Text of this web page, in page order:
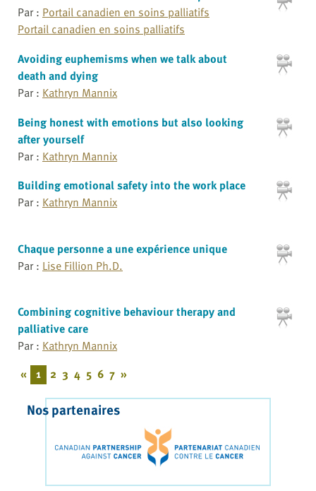
Par : Portail canadien en soins palliatifs
Portail canadien en soins palliatifs
Avoiding euphemisms when we talk about
death and dying
Par : Kathryn Mannix
Being honest with emotions but also looking
after yourself
Par : Kathryn Mannix
Building emotional safety into the work place
Par : Kathryn Mannix
Chaque personne a une expérience unique
Par : Lise Fillion Ph.D.
Combining cognitive behaviour therapy and
palliative care
Par : Kathryn Mannix
« 1 2 3 4 5 6 7 »
Nos partenaires